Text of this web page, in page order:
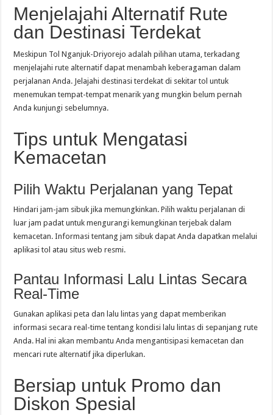
Menjelajahi Alternatif Rute
dan Destinasi Terdekat
Meskipun Tol Nganjuk-Driyorejo adalah pilihan utama, terkadang
menjelajahi rute alternatif dapat menambah keberagaman dalam
perjalanan Anda. Jelajahi destinasi terdekat di sekitar tol untuk
menemukan tempat-tempat menarik yang mungkin belum pernah
Anda kunjungi sebelumnya.
Tips untuk Mengatasi
Kemacetan
Pilih Waktu Perjalanan yang Tepat
Hindari jam-jam sibuk jika memungkinkan. Pilih waktu perjalanan di
luar jam padat untuk mengurangi kemungkinan terjebak dalam
kemacetan. Informasi tentang jam sibuk dapat Anda dapatkan melalui
aplikasi tol atau situs web resmi.
Pantau Informasi Lalu Lintas Secara
Real-Time
Gunakan aplikasi peta dan lalu lintas yang dapat memberikan
informasi secara real-time tentang kondisi lalu lintas di sepanjang rute
Anda. Hal ini akan membantu Anda mengantisipasi kemacetan dan
mencari rute alternatif jika diperlukan.
Bersiap untuk Promo dan
Diskon Spesial